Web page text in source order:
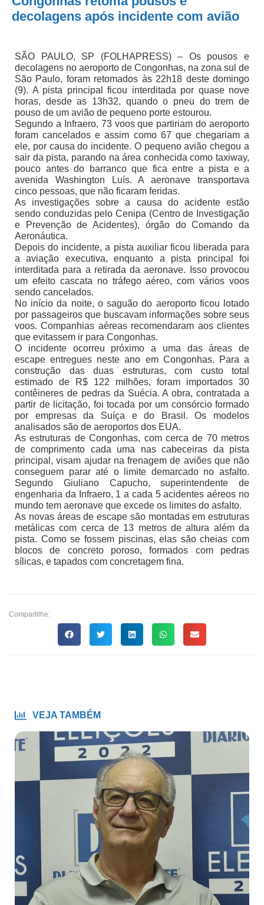
decolagens após incidente com avião
SÃO PAULO, SP (FOLHAPRESS) – Os pousos e
decolagens no aeroporto de Congonhas, na zona sul de
São Paulo, foram retomados às 22h18 deste domingo
(9). A pista principal ficou interditada por quase nove
horas, desde as 13h32, quando o pneu do trem de
pouso de um avião de pequeno porte estourou.
Segundo a Infraero, 73 voos que partiriam do aeroporto
foram cancelados e assim como 67 que chegariam a
ele, por causa do incidente. O pequeno avião chegou a
sair da pista, parando na área conhecida como taxiway,
pouco antes do barranco que fica entre a pista e a
avenida Washington Luís. A aeronave transportava
cinco pessoas, que não ficaram feridas.
As investigações sobre a causa do acidente estão
sendo conduzidas pelo Cenipa (Centro de Investigação
e Prevenção de Acidentes), órgão do Comando da
Aeronáutica.
Depois do incidente, a pista auxiliar ficou liberada para
a aviação executiva, enquanto a pista principal foi
interditada para a retirada da aeronave. Isso provocou
um efeito cascata no tráfego aéreo, com vários voos
sendo cancelados.
No início da noite, o saguão do aeroporto ficou lotado
por passageiros que buscavam informações sobre seus
voos. Companhias aéreas recomendaram aos clientes
que evitassem ir para Congonhas.
O incidente ocorreu próximo a uma das áreas de
escape entregues neste ano em Congonhas. Para a
construção das duas estruturas, com custo total
estimado de R$ 122 milhões, foram importados 30
contêineres de pedras da Suécia. A obra, contratada a
partir de licitação, foi tocada por um consórcio formado
por empresas da Suíça e do Brasil. Os modelos
analisados são de aeroportos dos EUA.
As estruturas de Congonhas, com cerca de 70 metros
de comprimento cada uma nas cabeceiras da pista
principal, visam ajudar na frenagem de aviões que não
conseguem parar até o limite demarcado no asfalto.
Segundo Giuliano Capucho, superintendente de
engenharia da Infraero, 1 a cada 5 acidentes aéreos no
mundo tem aeronave que excede os limites do asfalto.
As novas áreas de escape são montadas em estruturas
metálicas com cerca de 13 metros de altura além da
pista. Como se fossem piscinas, elas são cheias com
blocos de concreto poroso, formados com pedras
sílicas, e tapados com concretagem fina.
Compartilhe:
VEJA TAMBÉM